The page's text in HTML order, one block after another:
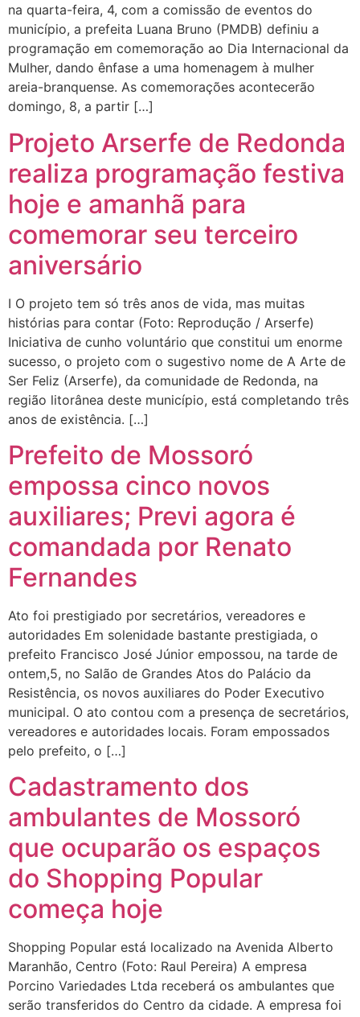
na quarta-feira, 4, com a comissão de eventos do
município, a prefeita Luana Bruno (PMDB) definiu a
programação em comemoração ao Dia Internacional da
Mulher, dando ênfase a uma homenagem à mulher
areia-branquense. As comemorações acontecerão
domingo, 8, a partir […]
Projeto Arserfe de Redonda
realiza programação festiva
hoje e amanhã para
comemorar seu terceiro
aniversário
I O projeto tem só três anos de vida, mas muitas
histórias para contar (Foto: Reprodução / Arserfe)
Iniciativa de cunho voluntário que constitui um enorme
sucesso, o projeto com o sugestivo nome de A Arte de
Ser Feliz (Arserfe), da comunidade de Redonda, na
região litorânea deste município, está completando três
anos de existência. […]
Prefeito de Mossoró
empossa cinco novos
auxiliares; Previ agora é
comandada por Renato
Fernandes
Ato foi prestigiado por secretários, vereadores e
autoridades Em solenidade bastante prestigiada, o
prefeito Francisco José Júnior empossou, na tarde de
ontem,5, no Salão de Grandes Atos do Palácio da
Resistência, os novos auxiliares do Poder Executivo
municipal. O ato contou com a presença de secretários,
vereadores e autoridades locais. Foram empossados
pelo prefeito, o […]
Cadastramento dos
ambulantes de Mossoró
que ocuparão os espaços
do Shopping Popular
começa hoje
Shopping Popular está localizado na Avenida Alberto
Maranhão, Centro (Foto: Raul Pereira) A empresa
Porcino Variedades Ltda receberá os ambulantes que
serão transferidos do Centro da cidade. A empresa foi